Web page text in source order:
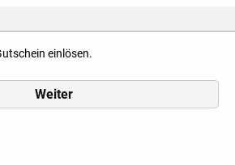
einlösen.